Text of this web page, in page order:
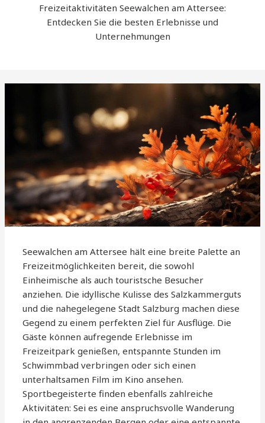
Freizeitaktivitäten Seewalchen am Attersee:
Entdecken Sie die besten Erlebnisse und
Unternehmungen
Seewalchen am Attersee hält eine breite Palette an
Freizeitmöglichkeiten bereit, die sowohl
Einheimische als auch touristsche Besucher
anziehen. Die idyllische Kulisse des Salzkammerguts
und die nahegelegene Stadt Salzburg machen diese
Gegend zu einem perfekten Ziel für Ausflüge. Die
Gäste können aufregende Erlebnisse im
Freizeitpark genießen, entspannte Stunden im
Schwimmbad verbringen oder sich einen
unterhaltsamen Film im Kino ansehen.
Sportbegeisterte finden ebenfalls zahlreiche
Aktivitäten: Sei es eine anspruchsvolle Wanderung